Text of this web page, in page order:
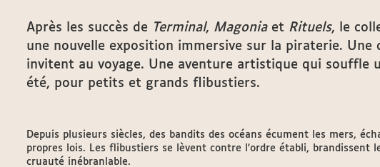
Après les succès de Terminal, Magoniaet Rituels, le
une nouvelle exposition immersive sur la piraterie. Une
invitent au voyage. Une aventure artistique qui souffle
été, pour petits et grands flibustiers.
Depuis plusieurs siècles, des bandits des océans écument les mers,
propres lois. Les flibustiers se lèvent contre l'ordre établi, brandissent
cruauté inébranlable.